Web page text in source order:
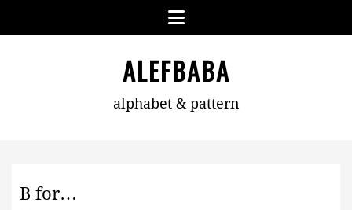
Menu
ALEFBABA
alphabet & pattern
B for…